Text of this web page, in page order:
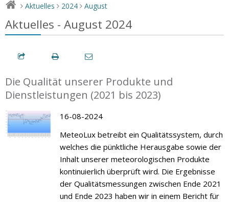
> Aktuelles > 2024 > August
Aktuelles - August 2024
Die Qualität unserer Produkte und
Dienstleistungen (2021 bis 2023)
16-08-2024
MeteoLux betreibt ein Qualitätssystem, durch
welches die pünktliche Herausgabe sowie der
Inhalt unserer meteorologischen Produkte
kontinuierlich überprüft wird. Die Ergebnisse
der Qualitätsmessungen zwischen Ende 2021
und Ende 2023 haben wir in einem Bericht für